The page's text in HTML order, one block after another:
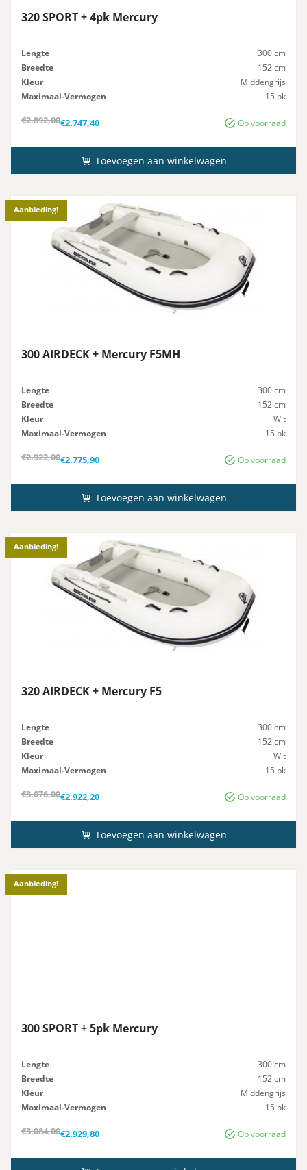
320 SPORT + 4pk Mercury
Lengte
300 cm
Breedte
152 cm
Kleur
Middengrijs
Maximaal-Vermogen
15 pk
Op voorraad
€2.892,00Oorspronkelijke
prijs
€2.892,00.
€2.747,40Huidige
prijs
€2.747,40.
Toevoegen aan winkelwagen
Aanbieding!
300 AIRDECK + Mercury F5MH
Lengte
300 cm
Breedte
152 cm
Kleur
Wit
Maximaal-Vermogen
15 pk
Op voorraad
€2.922,00Oorspronkelijke
prijs
€2.922,00.
€2.775,90Huidige
prijs
€2.775,90.
Toevoegen aan winkelwagen
Aanbieding!
320 AIRDECK + Mercury F5
Lengte
300 cm
Breedte
152 cm
Kleur
Wit
Maximaal-Vermogen
15 pk
Op voorraad
€3.076,00Oorspronkelijke
prijs
€3.076,00.
€2.922,20Huidige
prijs
€2.922,20.
Toevoegen aan winkelwagen
Aanbieding!
300 SPORT + 5pk Mercury
Lengte
300 cm
Breedte
152 cm
Kleur
Middengrijs
Maximaal-Vermogen
15 pk
Op voorraad
€3.084,00Oorspronkelijke
prijs
€3.084,00.
€2.929,80Huidige
prijs
€2.929,80.